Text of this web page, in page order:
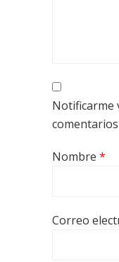
Notificarme
comentarios
Nombre *
Correo